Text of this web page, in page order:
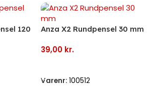
120
Anza X2 Rundpensel 30 mm
39,00 kr.
Varenr: 100512